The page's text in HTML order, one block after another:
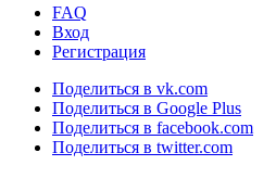
FAQ
Вход
Регистрация
Поделиться в vk.com
Поделиться в Google Plus
Поделиться в facebook.com
Поделиться в twitter.com